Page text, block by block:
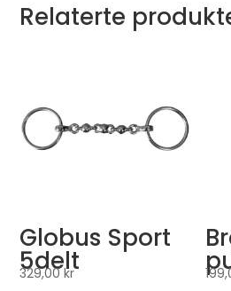
Relaterte
Globus Sport
5delt
329,00kr